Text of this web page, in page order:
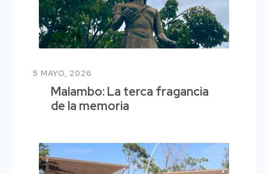
5 MAYO, 2026
Malambo: La terca fragancia
de la memoria